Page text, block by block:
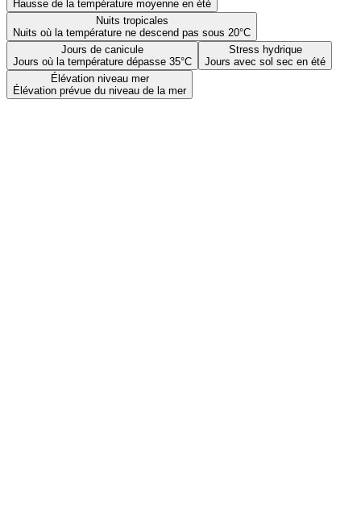
Hausse de la température moyenne en été
Nuits tropicales
Nuits où la température ne descend pas sous 20°C
Jours de canicule
Jours où la température dépasse 35°C
Stress hydrique
Jours avec sol sec en été
Élévation niveau mer
Élévation prévue du niveau de la mer